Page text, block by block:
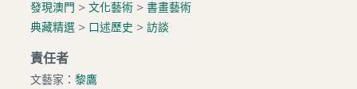
發現澳門 > 文化藝術> 書畫藝術
典藏精選> 口述歷史 > 訪談
責任者
文藝家： 黎鷹